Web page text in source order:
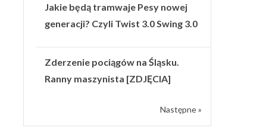
Jakie będą tramwaje Pesy nowej
generacji? Czyli Twist 3.0 Swing 3.0
Zderzenie pociągów na Śląsku.
Ranny maszynista [ZDJĘCIA]
Następne »